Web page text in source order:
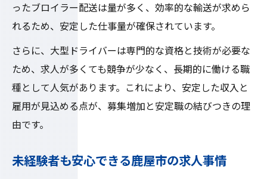
ったブロイラー配送は量が多く、効率的な輸送が求めら
れるため、安定した仕事量が確保されています。
さらに、大型ドライバーは専門的な資格と技術が必要な
ため、求人が多くても競争が少なく、長期的に働ける職
種として人気があります。これにより、安定した収入と
雇用が見込める点が、募集増加と安定職の結びつきの理
由です。
未経験者も安心できる鹿屋市の求人事情